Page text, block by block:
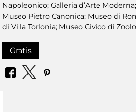
Napoleonico; Galleria d’Arte
Museo Pietro Canonica; Museo di
di Villa Torlonia; Museo Civico di
Gratis